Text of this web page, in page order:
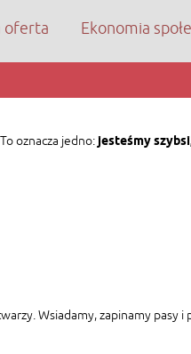
oferta Ekonomia
oznacza jedno: jesteśmy
Wsiadamy, zapinamy pasy